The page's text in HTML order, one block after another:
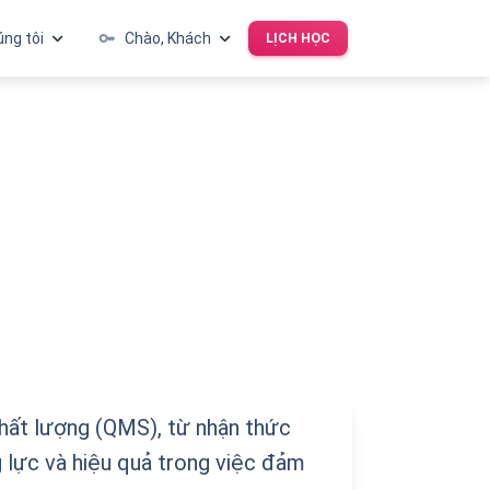
tôi key Chào, Khách LỊCH HỌC
lượng (QMS), từ nhận thức
lực và hiệu quả trong việc đảm